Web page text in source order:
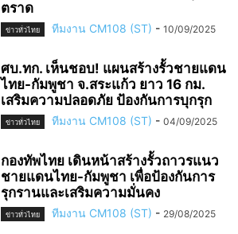
ตราด
ข่าวทั่วไทย ทีมงาน CM108 (ST) - 10/09/2025
ศบ.ทก. เห็นชอบ! แผนสร้างรั้วชายแดน
ไทย-กัมพูชา จ.สระแก้ว ยาว 16 กม.
เสริมความปลอดภัย ป้องกันการบุกรุก
ข่าวทั่วไทย ทีมงาน CM108 (ST) - 04/09/2025
กองทัพไทย เดินหน้าสร้างรั้วถาวรแนว
ชายแดนไทย-กัมพูชา เพื่อป้องกันการ
รุกรานและเสริมความมั่นคง
ข่าวทั่วไทย ทีมงาน CM108 (ST) - 29/08/2025